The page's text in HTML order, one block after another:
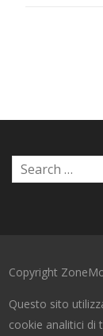
Copyright
Questo sito
cookie analitici di